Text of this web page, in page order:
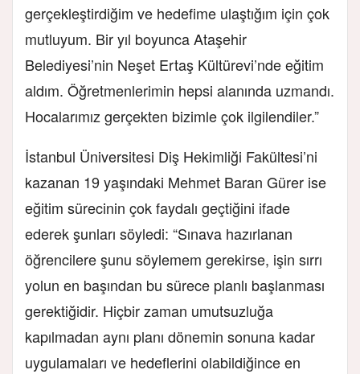
gerçekleştirdiğim ve hedefime ulaştığım için çok
mutluyum. Bir yıl boyunca Ataşehir
Belediyesi’nin Neşet Ertaş Kültürevi’nde eğitim
aldım. Öğretmenlerimin hepsi alanında uzmandı.
Hocalarımız gerçekten bizimle çok ilgilendiler.”
İstanbul Üniversitesi Diş Hekimliği Fakültesi’ni
kazanan 19 yaşındaki Mehmet Baran Gürer ise
eğitim sürecinin çok faydalı geçtiğini ifade
ederek şunları söyledi: “Sınava hazırlanan
öğrencilere şunu söylemem gerekirse, işin sırrı
yolun en başından bu sürece planlı başlanması
gerektiğidir. Hiçbir zaman umutsuzluğa
kapılmadan aynı planı dönemin sonuna kadar
uygulamaları ve hedeflerini olabildiğince en